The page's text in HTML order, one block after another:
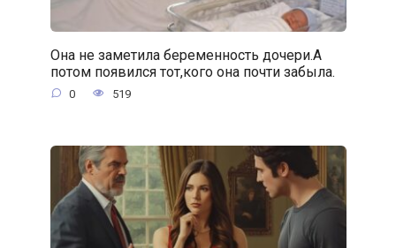
Она не заметила беременность дочери.А
потом появился тот,кого она почти забыла.
0 519